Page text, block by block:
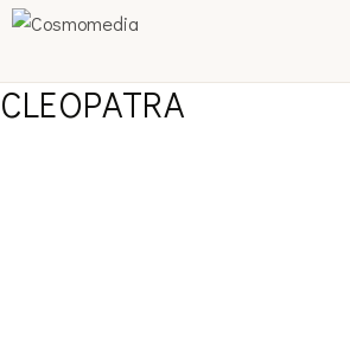
Skip
CLEOPATRA